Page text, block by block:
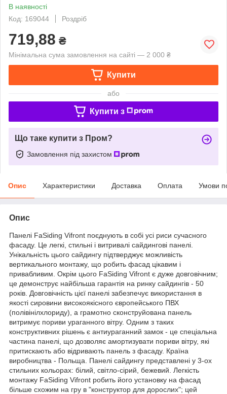
В наявності
Код: 169044
Роздріб
719,88 ₴
Мінімальна сума замовлення на сайті — 2 000 ₴
Купити
або
Купити з
Що таке купити з Пром?
Замовлення під захистом
Опис Характеристики Доставка Оплата Умови
Опис
Панелі FaSiding Vifront поєднують в собі усі риси сучасного
фасаду. Це легкі, стильні і витривалі сайдингові панелі.
Унікальність цього сайдингу підтверджує можливість
вертикального монтажу, що робить фасад цікавим і
привабливим. Окрім цього FaSiding Vifront є дуже довговічним;
це демонструє найбільша гарантія на ринку сайдингів - 50
років. Довговічність цієї панелі забезпечує використання в
якості сировини високоякісного європейського ПВХ
(полівінілхлориду), а грамотно сконструйована панель
витримує пориви ураганного вітру. Одним з таких
конструктивних рішень є антиураганний замок - це спеціальна
частина панелі, що дозволяє амортизувати пориви вітру, які
притискають або відривають панель з фасаду. Країна
виробництва - Польща. Панелі сайдингу представлені у 3-ох
стильних кольорах: білий, світло-сірий, бежевий. Легкість
монтажу FaSiding Vifront робить його установку на фасад
більше схожим на гру в "конструктор для дорослих"; цей